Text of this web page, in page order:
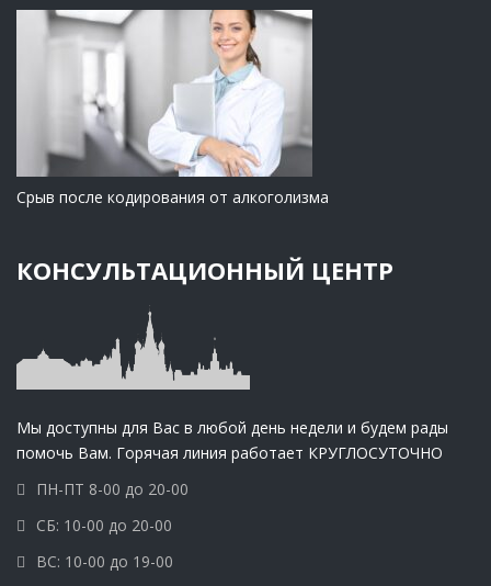
Срыв после кодирования от алкоголизма
КОНСУЛЬТАЦИОННЫЙ ЦЕНТР
Мы доступны для Вас в любой день недели и будем рады
помочь Вам. Горячая линия работает КРУГЛОСУТОЧНО
ПН-ПТ 8-00 до 20-00
СБ: 10-00 до 20-00
ВС: 10-00 до 19-00